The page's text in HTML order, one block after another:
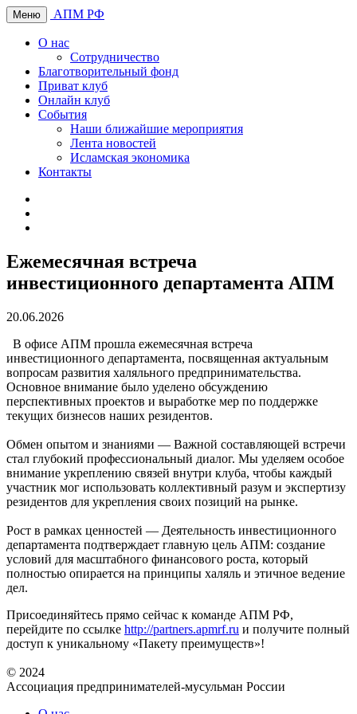
Меню АПМ РФ
О нас
Сотрудничество
Благотворительный фонд
Приват клуб
Онлайн клуб
События
Наши ближайшие мероприятия
Лента новостей
Исламская экономика
Контакты
Ежемесячная встреча
инвестиционного департамента АПМ
20.06.2026
В офисе АПМ прошла ежемесячная встреча
инвестиционного департамента, посвященная актуальным
вопросам развития халяльного предпринимательства.
Основное внимание было уделено обсуждению
перспективных проектов и выработке мер по поддержке
текущих бизнесов наших резидентов.
Обмен опытом и знаниями — Важной составляющей встречи
стал глубокий профессиональный диалог. Мы уделяем особое
внимание укреплению связей внутри клуба, чтобы каждый
участник мог использовать коллективный разум и экспертизу
резидентов для укрепления своих позиций на рынке.
Рост в рамках ценностей — Деятельность инвестиционного
департамента подтверждает главную цель АПМ: создание
условий для масштабного финансового роста, который
полностью опирается на принципы халяль и этичное ведение
дел.
Присоединяйтесь прямо сейчас к команде АПМ РФ,
перейдите по ссылке http://partners.apmrf.ru и получите полный
доступ к уникальному «Пакету преимуществ»!
© 2024
Ассоциация предпринимателей-мусульман России